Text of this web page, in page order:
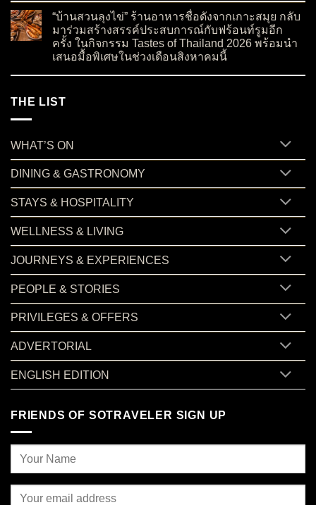
“บ้านสวนลุงไข่” ร้านอาหารชื่อดังจากเกาะสมุย กลับ
มาร่วมสร้างสรรค์ประสบการณ์กับฟร้อนท์รูมอีก
ครั้ง ในกิจกรรม Tastes of Thailand 2026 พร้อมนำ
เสนอมื้อพิเศษในช่วงเดือนสิงหาคมนี้
THE LIST
WHAT’S ON
DINING & GASTRONOMY
STAYS & HOSPITALITY
WELLNESS & LIVING
JOURNEYS & EXPERIENCES
PEOPLE & STORIES
PRIVILEGES & OFFERS
ADVERTORIAL
ENGLISH EDITION
FRIENDS OF SOTRAVELER SIGN UP